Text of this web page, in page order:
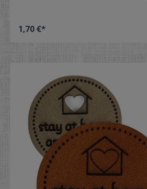
1,70 €*